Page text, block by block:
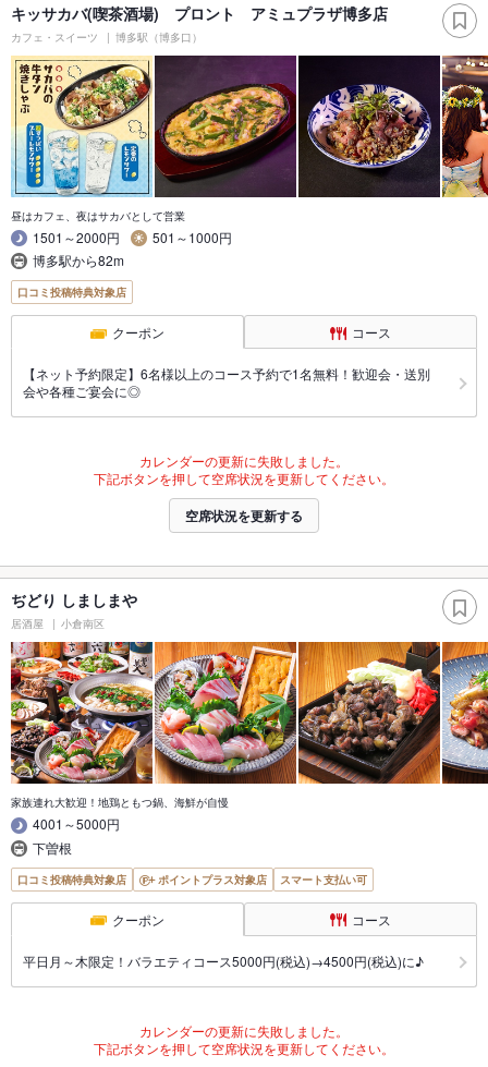
キッサカバ(喫茶酒場) プロント アミュプラザ博多店
カフェ・スイーツ 博多駅（博多口）
昼はカフェ、夜はサカバとして営業
1501～2000円
501～1000円
博多駅から82m
口コミ投稿特典対象店
クーポン コース
【ネット予約限定】6名様以上のコース予約で1名無料！歓迎会・送別
会や各種ご宴会に◎
カレンダーの更新に失敗しました。
下記ボタンを押して空席状況を更新してください。
空席状況を更新する
ぢどり しましまや
居酒屋 小倉南区
家族連れ大歓迎！地鶏ともつ鍋、海鮮が自慢
4001～5000円
下曽根
口コミ投稿特典対象店 ポイントプラス対象店 スマート支払い可
クーポン コース
平日月～木限定！バラエティコース5000円(税込)→4500円(税込)に♪
カレンダーの更新に失敗しました。
下記ボタンを押して空席状況を更新してください。